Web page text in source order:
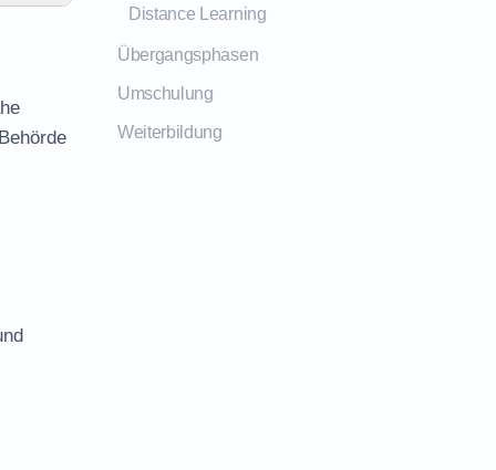
Distance Learning
Übergangsphasen
Umschulung
Weiterbildung